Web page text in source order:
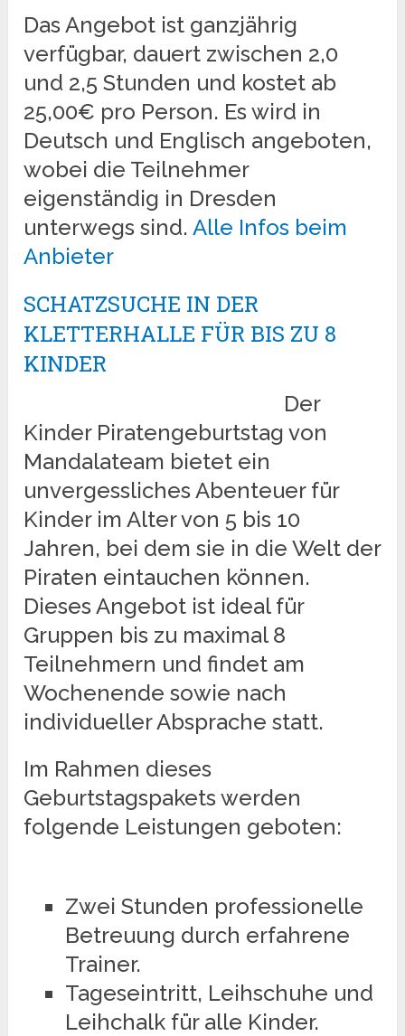
Das Angebot ist ganzjährig
verfügbar, dauert zwischen 2,0
und 2,5 Stunden und kostet ab
25,00€ pro Person. Es wird in
Deutsch und Englisch angeboten,
wobei die Teilnehmer
eigenständig in Dresden
unterwegs sind.Alle Infos beim
Anbieter
SCHATZSUCHE IN DER
KLETTERHALLE FÜR BIS ZU 8
KINDER
Der
Kinder Piratengeburtstag von
Mandalateam bietet ein
unvergessliches Abenteuer für
Kinder im Alter von 5 bis 10
Jahren, bei dem sie in die Welt der
Piraten eintauchen können.
Dieses Angebot ist ideal für
Gruppen bis zu maximal 8
Teilnehmern und findet am
Wochenende sowie nach
individueller Absprache statt.
Im Rahmen dieses
Geburtstagspakets werden
folgende Leistungen geboten:
Zwei Stunden professionelle
Betreuung durch erfahrene
Trainer.
Tageseintritt, Leihschuhe und
Leihchalk für alle Kinder.